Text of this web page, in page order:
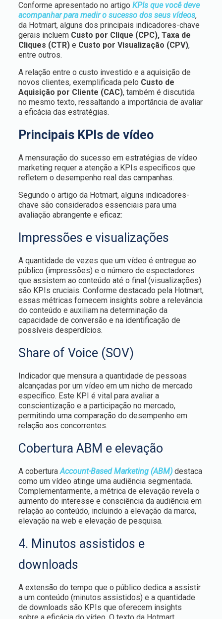
Conforme apresentado no artigo KPIs que você deve
acompanhar para medir o sucesso dos seus vídeos,
da Hotmart, alguns dos principais indicadores-chave
gerais incluem Custo por Clique (CPC), Taxa de
Cliques (CTR) e Custo por Visualização (CPV),
entre outros.
A relação entre o custo investido e a aquisição de
novos clientes, exemplificada pelo Custo de
Aquisição por Cliente (CAC), também é discutida
no mesmo texto, ressaltando a importância de avaliar
a eficácia das estratégias.
Principais KPIs de vídeo
A mensuração do sucesso em estratégias de vídeo
marketing requer a atenção a KPIs específicos que
refletem o desempenho real das campanhas.
Segundo o artigo da Hotmart, alguns indicadores-
chave são considerados essenciais para uma
avaliação abrangente e eficaz:
Impressões e visualizações
A quantidade de vezes que um vídeo é entregue ao
público (impressões) e o número de espectadores
que assistem ao conteúdo até o final (visualizações)
são KPIs cruciais. Conforme destacado pela Hotmart,
essas métricas fornecem insights sobre a relevância
do conteúdo e auxiliam na determinação da
capacidade de conversão e na identificação de
possíveis desperdícios.
Share of Voice (SOV)
Indicador que mensura a quantidade de pessoas
alcançadas por um vídeo em um nicho de mercado
específico. Este KPI é vital para avaliar a
conscientização e a participação no mercado,
permitindo uma comparação do desempenho em
relação aos concorrentes.
Cobertura ABM e elevação
A coberturaAccount-Based Marketing (ABM)destaca
como um vídeo atinge uma audiência segmentada.
Complementarmente, a métrica de elevação revela o
aumento do interesse e consciência da audiência em
relação ao conteúdo, incluindo a elevação da marca,
elevação na web e elevação de pesquisa.
4. Minutos assistidos e
downloads
A extensão do tempo que o público dedica a assistir
a um conteúdo (minutos assistidos) e a quantidade
de downloads são KPIs que oferecem insights